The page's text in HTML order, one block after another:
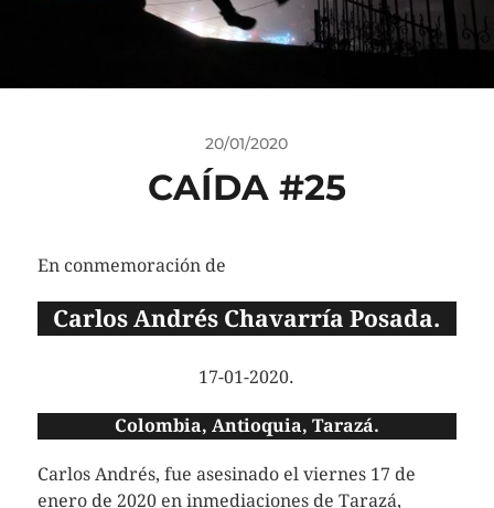
20/01/2020
CAÍDA #25
En conmemoración de
Carlos Andrés Chavarría Posada.
17-01-2020.
Colombia, Antioquia, Tarazá.
Carlos Andrés, fue asesinado el viernes 17 de
enero de 2020 en inmediaciones de Tarazá,